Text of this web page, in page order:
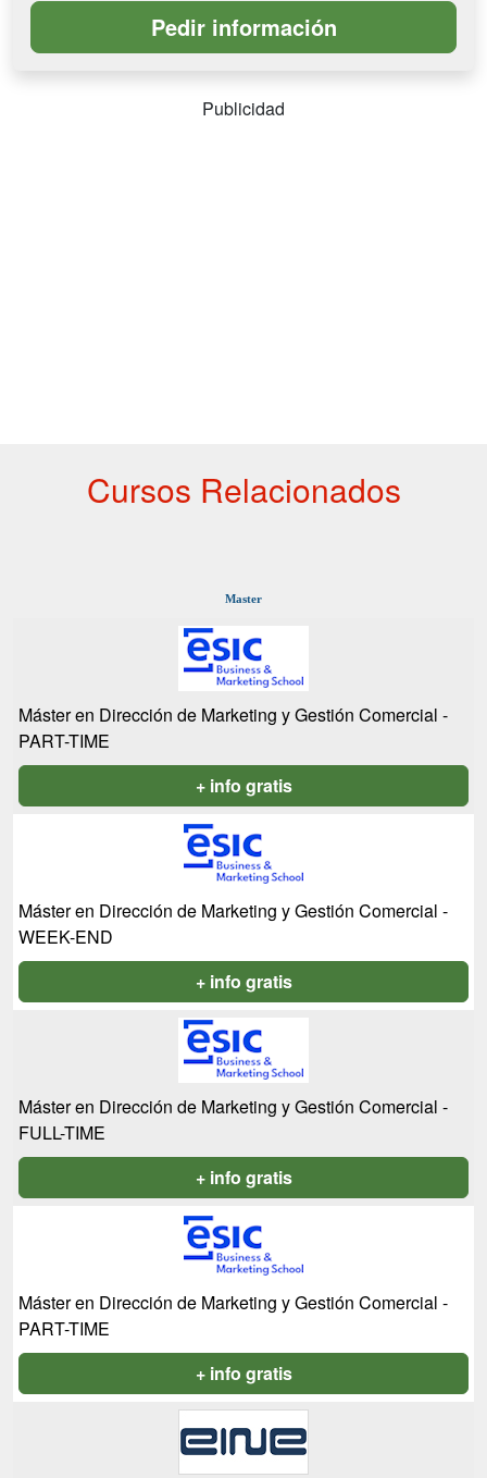
Publicidad
Cursos Relacionados
Master
Máster en Dirección de Marketing y Gestión Comercial -
PART-TIME
+ info gratis
Máster en Dirección de Marketing y Gestión Comercial -
WEEK-END
+ info gratis
Máster en Dirección de Marketing y Gestión Comercial -
FULL-TIME
+ info gratis
Máster en Dirección de Marketing y Gestión Comercial -
PART-TIME
+ info gratis